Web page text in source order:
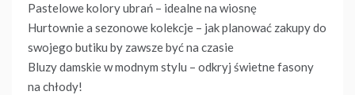
Pastelowe kolory ubrań – idealne na wiosnę
Hurtownie a sezonowe kolekcje – jak planować zakupy do
swojego butiku by zawsze być na czasie
Bluzy damskie w modnym stylu – odkryj świetne fasony
na chłody!